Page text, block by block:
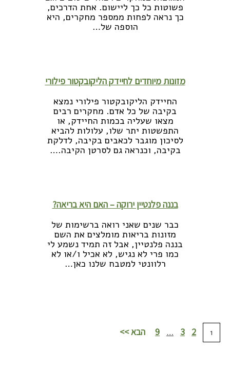
פשוטות כל כך ליישום. אחת הדרכים,
כך נראה לפחות ממספר מחקרים, היא
הוספה של…
לקריאה נוספת >>
מזונות מיוחדים לחיידק הליקובקטור פילורי
החיידק הליקובקטור פילורי נמצא
בקיבה של כל אדם. מחקרים רבים
מצאו שעליה בכמות החיידק, או
התפשטות יתר שלו, עלולות להביא
לסיכון מוגבר לכאבים בקיבה, לדלקת
בקיבה, וכנראה גם לסרטן הקיבה.…
לקריאה נוספת >>
בננה פלנטיין ירוקה – האם היא בריאה?
כבר שנים שאני רואה ברשימות של
מזונות בריאות מומלצים את השם
בננה פלנטיין, אבל זה תמיד נשמע לי
כמו פרי לא נגיש, לא אכיל ו/או לא
רלוונטי למטבח שלנו כאן…
1
2
3
…
9 הבא >>